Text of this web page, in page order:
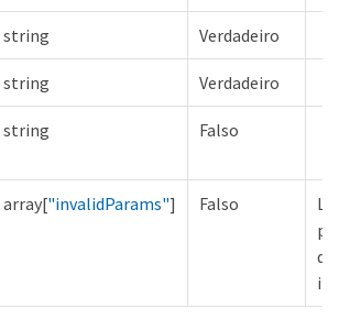
string Verdadeiro
string Verdadeiro
string Falso
array["invalidParams"] Falso